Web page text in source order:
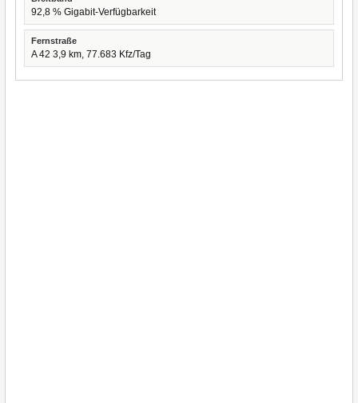
92,8 % Gigabit-Verfügbarkeit
Fernstraße
A 42 3,9 km, 77.683 Kfz/Tag